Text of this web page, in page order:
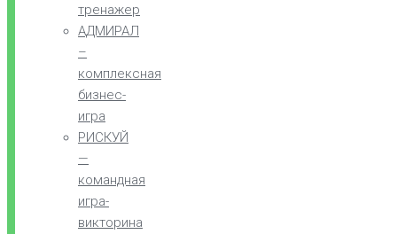
тренажер
АДМИРАЛ
–
комплексная
бизнес-
игра
РИСКУЙ
—
командная
игра-
викторина